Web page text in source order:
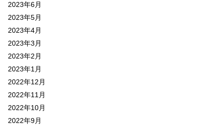
2023年6月
2023年5月
2023年4月
2023年3月
2023年2月
2023年1月
2022年12月
2022年11月
2022年10月
2022年9月